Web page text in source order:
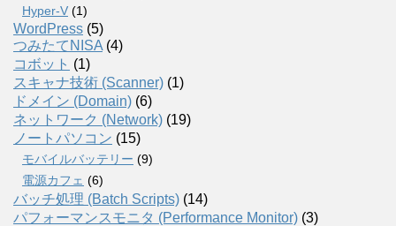
Hyper-V (1)
WordPress (5)
つみたてNISA (4)
コボット (1)
スキャナ技術 (Scanner) (1)
ドメイン (Domain) (6)
ネットワーク (Network) (19)
ノートパソコン (15)
モバイルバッテリー (9)
電源カフェ (6)
バッチ処理 (Batch Scripts) (14)
パフォーマンスモニタ (Performance Monitor) (3)